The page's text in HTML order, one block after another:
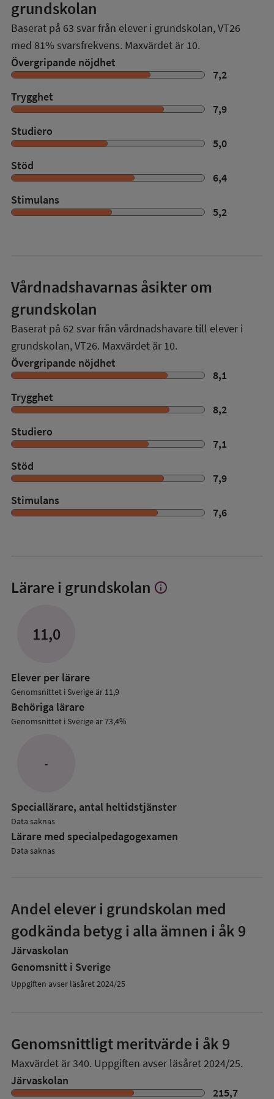
grundskolan
Baserat på 63 svar från elever i grundskolan,VT26
med 81% svarsfrekvens. Maxvärdet är 10.
Övergripande nöjdhet
7,2
Trygghet
7,9
Studiero
5,0
Stöd
6,4
Stimulans
5,2
Vårdnadshavarnas åsikter om
grundskolan
Baserat på 62 svar från vårdnadshavare till elever i
grundskolan,VT26. Maxvärdet är 10.
Övergripande nöjdhet
8,1
Trygghet
8,2
Studiero
7,1
Stöd
7,9
Stimulans
7,6
Lärare i grundskolan Visa
info
11,0
Elever per lärare
Genomsnittet i Sverige är 11,9
Behöriga lärare
Genomsnittet i Sverige är 73,4%
-
Speciallärare, antal heltidstjänster
Data saknas
Lärare med specialpedagog­examen
Data saknas
Andel elever i grundskolan med
godkända betyg i alla ämnen i åk 9
Järvaskolan
Genomsnitt i Sverige
Uppgiften avser läsåret 2024/25
Genomsnittligt meritvärde i åk 9
Maxvärdet är 340. Uppgiften avser läsåret 2024/25.
Järvaskolan
215,7